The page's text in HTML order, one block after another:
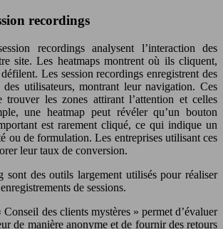
recordings
recordings analysent l’interaction des
site. Les heatmaps montrent où ils cliquent,
Les session recordings enregistrent des
des utilisateurs, montrant leur navigation. Ces
trouver les zones attirant l’attention et celles
une heatmap peut révéler qu’un bouton
est rarement cliqué, ce qui indique un
ou de formulation. Les entreprises utilisant ces
leur taux de conversion.
sont des outils largement utilisés pour réaliser
de sessions.
des clients mystères » permet d’évaluer
de manière anonyme et de fournir des retours